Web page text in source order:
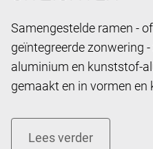
Samengestelde ramen -
geïntegreerde zonwering
aluminium en kunststof-
gemaakt en in vormen en